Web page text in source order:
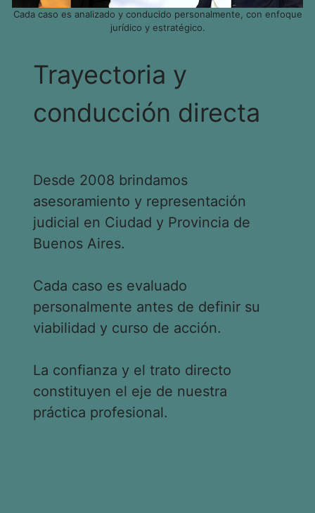
Cada caso es analizado y conducido personalmente, con enfoque
jurídico y estratégico.
Trayectoria y
conducción directa
Desde 2008 brindamos
asesoramiento y representación
judicial en Ciudad y Provincia de
Buenos Aires.
Cada caso es evaluado
personalmente antes de definir su
viabilidad y curso de acción.
La confianza y el trato directo
constituyen el eje de nuestra
práctica profesional.